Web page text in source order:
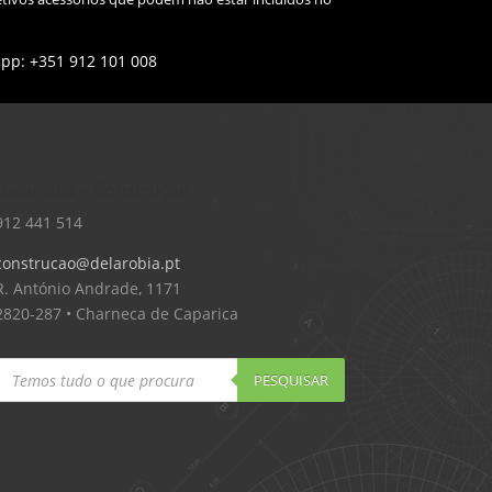
+351 912 101 008
441 514
António Andrade, 1171
287 • Charneca de Caparica
search PESQUISAR